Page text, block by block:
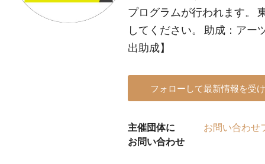
プログラムが行われます。
してください。 助成：アー
出助成】
フォローして最新情報を受
主催団体に
お問い合わせ
お問い合わせ